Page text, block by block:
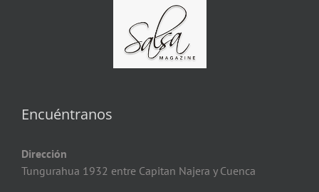
Encuéntranos
Dirección
Tungurahua 1932 entre Capitan Najera y Cuenca